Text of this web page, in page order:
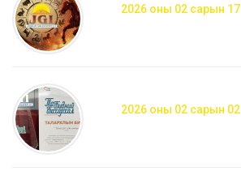
2026 оны 02 сарын 17
2026 оны 02 сарын 02